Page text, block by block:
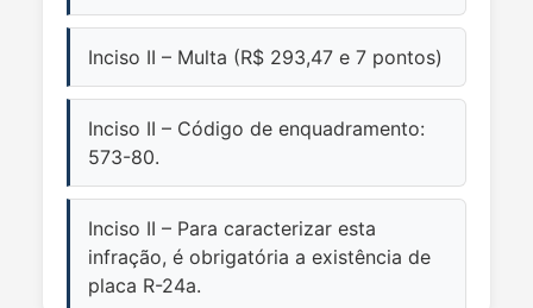
Inciso II – Multa (R$ 293,47 e 7 pontos)
Inciso II – Código de enquadramento:
573-80.
Inciso II – Para caracterizar esta
infração, é obrigatória a existência de
placa R-24a.